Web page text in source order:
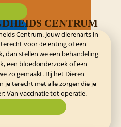
CENTRUM
Centrum. Jouw dierenarts in
voor de enting of een
dan stellen we een behandeling
een bloedonderzoek of een
zo gemaakt. Bij het Dieren
je terecht met alle zorgen die je
Van vaccinatie tot operatie.